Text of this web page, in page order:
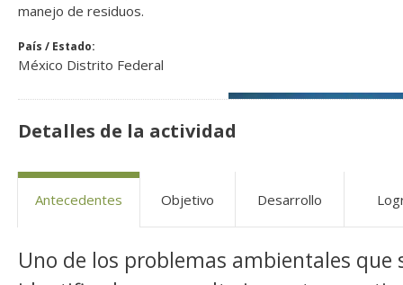
manejo de residuos.
País / Estado:
México Distrito Federal
Detalles de la actividad
Antecedentes Objetivo Desarrollo
Uno de los problemas ambientales que